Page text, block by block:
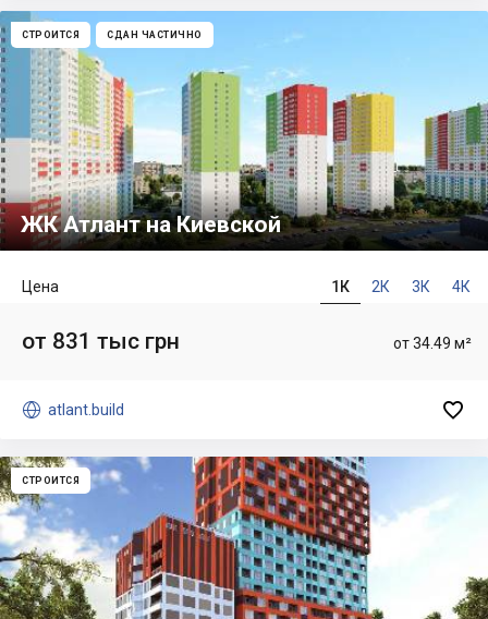
СТРОИТСЯ СДАН ЧАСТИЧНО
ЖК Атлант на Киевской
1К 2К 3К 4К
Цена
от 34.49 м²
от 831 тыс грн
 atlant.build 
СТРОИТСЯ